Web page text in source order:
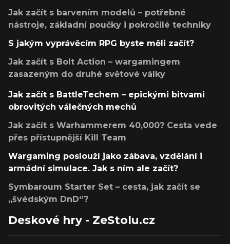
Jak začít s barvením modelů – potřebné
nástroje, základní poučky i pokročilé techniky
S jakým vyprávěcím RPG byste měli začít?
Jak začít s Bolt Action – wargamingem
zasazeným do druhé světové války
Jak začít s BattleTechem – epickými bitvami
obrovitých válečných mechů
Jak začít s Warhammerem 40,000? Cesta vede
přes přístupnější Kill Team
Wargaming poslouží jako zábava, vzdělání i
armádní simulace. Jak s ním ale začít?
Symbaroum Starter Set – cesta, jak začít se
„švédským DnD“?
Deskové hry - ZeStolu.cz